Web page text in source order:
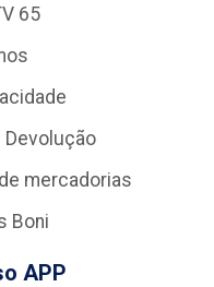
65
Devolução
mercadorias
Boni
APP